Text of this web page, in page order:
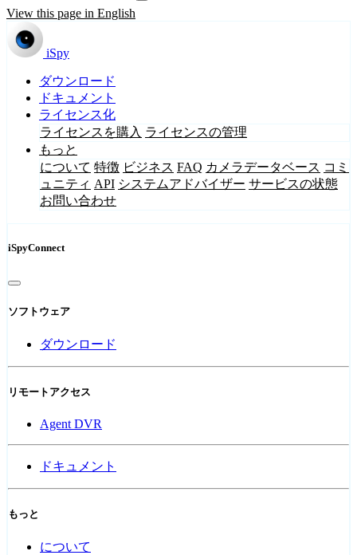
View this page in English
iSpy
ダウンロード
ドキュメント
ライセンス化
ライセンスを購入 ライセンスの管理
もっと
について 特徴 ビジネス FAQ カメラデータベース コミ
ュニティ API システムアドバイザー サービスの状態
お問い合わせ
iSpyConnect
ソフトウェア
ダウンロード
リモートアクセス
Agent DVR
ドキュメント
もっと
について